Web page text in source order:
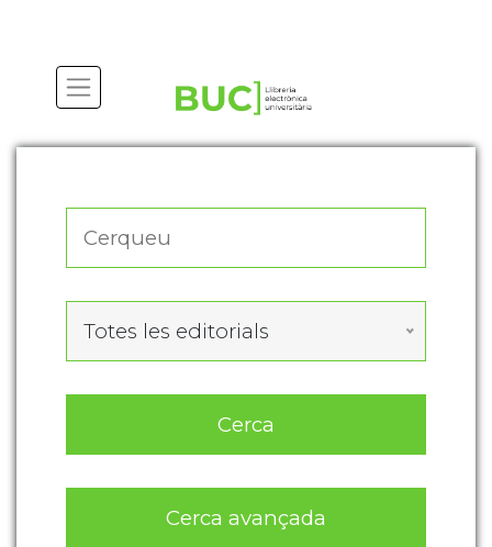
Totes les editorials
Cerca
Cerca avançada